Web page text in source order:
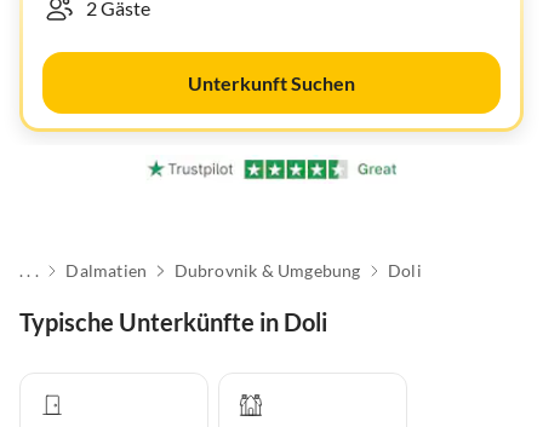
Unterkunft Suchen
. . . Dalmatien Dubrovnik & Umgebung Doli
Typische Unterkünfte in Doli